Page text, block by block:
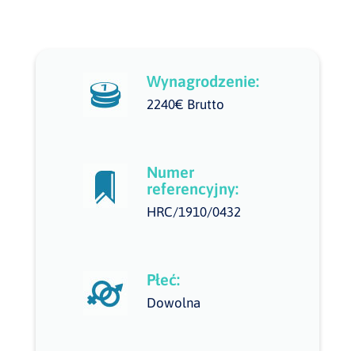
Wynagrodzenie:
2240€ Brutto
Numer
referencyjny:
HRC/1910/0432
Płeć:
Dowolna